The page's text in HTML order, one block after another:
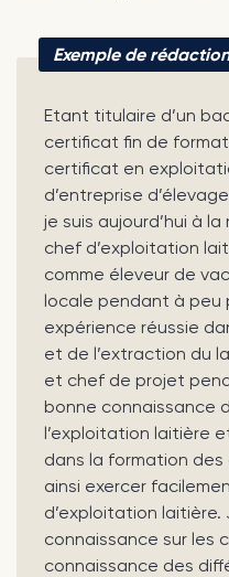
Exemple de rédaction
Etant titulaire d’un
certificat fin de
certificat en
d’entreprise
je suis aujourd’hui à
chef d’exploitation
comme éleveur de
locale pendant à peu
expérience réussie
et de l’extraction du
et chef de projet
bonne connaissance
l’exploitation laitière
dans la formation des
ainsi exercer
d’exploitation laitière.
connaissance sur les
connaissance des